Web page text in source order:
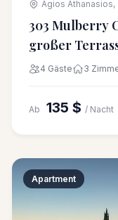
Agios Athanasios,
303 Mulberry
großer
4 Gäste 3
Ab 135 $ / Nacht
Apartment